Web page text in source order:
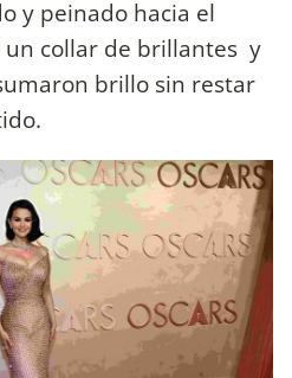
y peinado hacia el
un collar de brillantes y
brillo sin restar